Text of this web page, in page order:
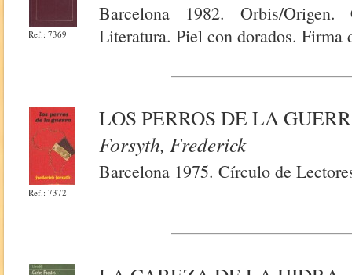
Ref.: 7369
Barcelona 1982. Orbis/
Literatura. Piel con dorados.
Ref.: 7372
LOS PERROS DE LA
Forsyth, Frederick
Barcelona 1975. Círculo de